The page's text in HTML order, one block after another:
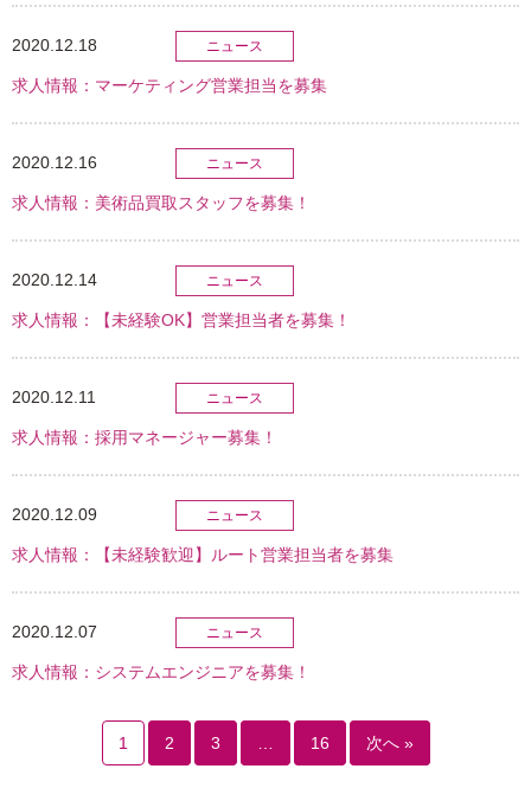
2020.12.18 ニュース
求人情報：マーケティング営業担当を募集
2020.12.16 ニュース
求人情報：美術品買取スタッフを募集！
2020.12.14 ニュース
求人情報：【未経験OK】営業担当者を募集！
2020.12.11 ニュース
求人情報：採用マネージャー募集！
2020.12.09 ニュース
求人情報：【未経験歓迎】ルート営業担当者を募集
2020.12.07 ニュース
求人情報：システムエンジニアを募集！
1 2 3 16 次へ »